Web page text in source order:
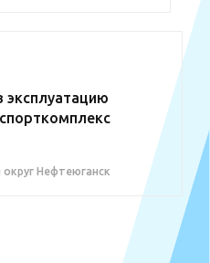
эксплуатацию
Нефтеюганск